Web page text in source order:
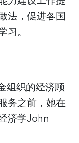
法，促进各国
。
组织的经济顾
务之前，她在
济学John